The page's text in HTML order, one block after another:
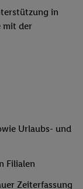
in
mit der
Urlaubs- und
Filialen
Zeiterfassung